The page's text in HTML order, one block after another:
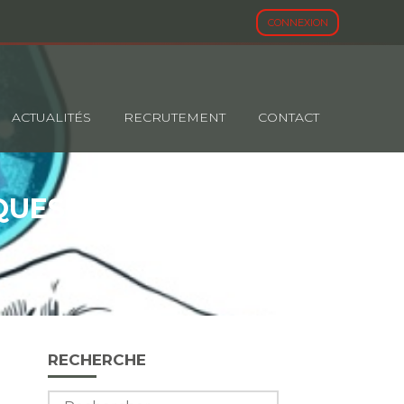
CONNEXION
ACTUALITÉS RECRUTEMENT CONTACT
: BONNE
Blog
sidebar
RECHERCHE
Rechercher :